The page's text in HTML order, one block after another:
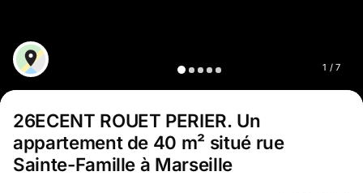
1 / 7
26ECENT ROUET PERIER. Un
appartement de 40 m² situé rue
Sainte-Famille à Marseille